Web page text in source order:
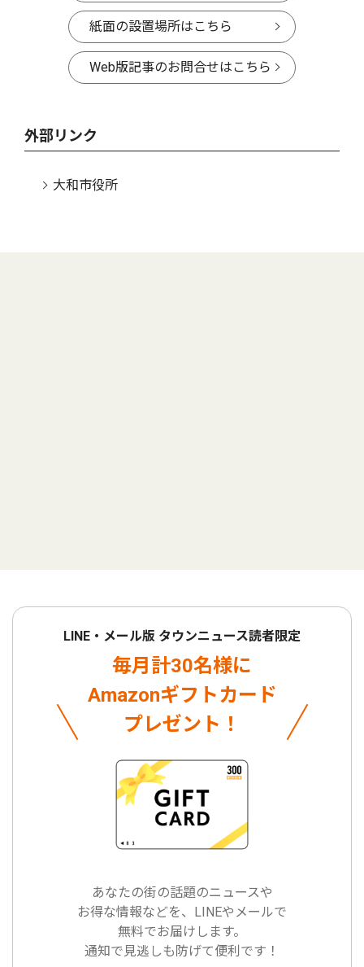
紙面の設置場所はこちら
Web版記事のお問合せはこちら
外部リンク
大和市役所
LINE・メール版 タウンニュース読者限定
毎月計30名様に
Amazonギフトカード
プレゼント！
あなたの街の話題のニュースや
お得な情報などを、LINEやメールで
無料でお届けします。
通知で見逃しも防げて便利です！